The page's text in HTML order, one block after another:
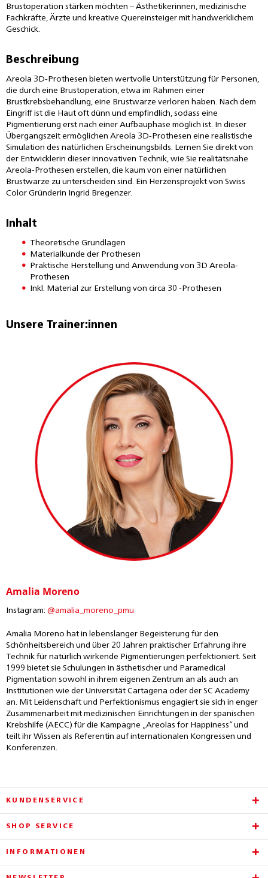
Brustoperation stärken möchten – Ästhetikerinnen, medizinische
Fachkräfte, Ärzte und kreative Quereinsteiger mit handwerklichem
Geschick.
Beschreibung
Areola 3D-Prothesen bieten wertvolle Unterstützung für Personen,
die durch eine Brustoperation, etwa im Rahmen einer
Brustkrebsbehandlung, eine Brustwarze verloren haben. Nach dem
Eingriff ist die Haut oft dünn und empfindlich, sodass eine
Pigmentierung erst nach einer Aufbauphase möglich ist. In dieser
Übergangszeit ermöglichen Areola 3D-Prothesen eine realistische
Simulation des natürlichen Erscheinungsbilds. Lernen Sie direkt von
der Entwicklerin dieser innovativen Technik, wie Sie realitätsnahe
Areola-Prothesen erstellen, die kaum von einer natürlichen
Brustwarze zu unterscheiden sind. Ein Herzensprojekt von Swiss
Color Gründerin Ingrid Bregenzer.
Inhalt
Theoretische Grundlagen
Materialkunde der Prothesen
Praktische Herstellung und Anwendung von 3D Areola-
Prothesen
Inkl. Material zur Erstellung von circa 30 -Prothesen
Unsere Trainer:innen
Amalia Moreno
Instagram: @amalia_moreno_pmu
Amalia Moreno hat in lebenslanger Begeisterung für den
Schönheitsbereich und über 20 Jahren praktischer Erfahrung ihre
Technik für natürlich wirkende Pigmentierungen perfektioniert. Seit
1999 bietet sie Schulungen in ästhetischer und Paramedical
Pigmentation sowohl in ihrem eigenen Zentrum an als auch an
Institutionen wie der Universität Cartagena oder der SC Academy
an. Mit Leidenschaft und Perfektionismus engagiert sie sich in enger
Zusammenarbeit mit medizinischen Einrichtungen in der spanischen
Krebshilfe (AECC) für die Kampagne „Areolas for Happiness“ und
teilt ihr Wissen als Referentin auf internationalen Kongressen und
Konferenzen.
KUNDENSERVICE
SHOP SERVICE
INFORMATIONEN